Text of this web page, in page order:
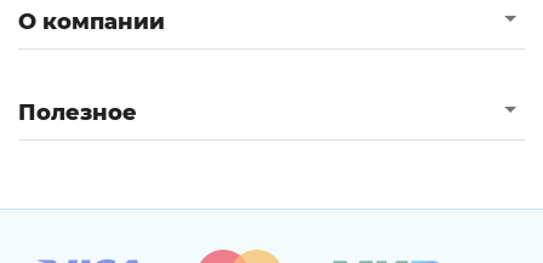
О компании
Полезное